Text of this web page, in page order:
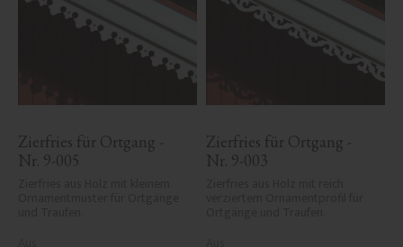
Zierfries für Ortgang -
Nr. 9-005
Zierfries für Ortgang -
Nr. 9-003